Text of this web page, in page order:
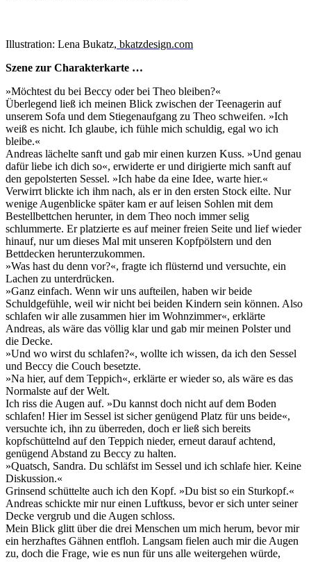
Illustration: Lena Bukatz, bkatzdesign.com
Szene zur Charakterkarte …
»Möchtest du bei Beccy oder bei Theo bleiben?«
Überlegend ließ ich meinen Blick zwischen der Teenagerin auf
unserem Sofa und dem Stiegenaufgang zu Theo schweifen. »Ich
weiß es nicht. Ich glaube, ich fühle mich schuldig, egal wo ich
bleibe.«
Andreas lächelte sanft und gab mir einen kurzen Kuss. »Und genau
dafür liebe ich dich so«, erwiderte er und dirigierte mich sanft auf
den gepolsterten Sessel. »Ich habe da eine Idee, warte hier.«
Verwirrt blickte ich ihm nach, als er in den ersten Stock eilte. Nur
wenige Augenblicke später kam er auf leisen Sohlen mit dem
Bestellbettchen herunter, in dem Theo noch immer selig
schlummerte. Er platzierte es auf meiner freien Seite und lief wieder
hinauf, nur um dieses Mal mit unseren Kopfpölstern und den
Bettdecken herunterzukommen.
»Was hast du denn vor?«, fragte ich flüsternd und versuchte, ein
Lachen zu unterdrücken.
»Ganz einfach. Wenn wir uns aufteilen, haben wir beide
Schuldgefühle, weil wir nicht bei beiden Kindern sein können. Also
schlafen wir alle zusammen hier im Wohnzimmer«, erklärte
Andreas, als wäre das völlig klar und gab mir meinen Polster und
die Decke.
»Und wo wirst du schlafen?«, wollte ich wissen, da ich den Sessel
und Beccy die Couch besetzte.
»Na hier, auf dem Teppich«, erklärte er wieder so, als wäre es das
Normalste auf der Welt.
Ich riss die Augen auf. »Du kannst doch nicht auf dem Boden
schlafen! Hier im Sessel ist sicher genügend Platz für uns beide«,
versuchte ich, ihn zu überreden, doch er ließ sich bereits
kopfschüttelnd auf den Teppich nieder, erneut darauf achtend,
genügend Abstand zu Beccy zu halten.
»Quatsch, Sandra. Du schläfst im Sessel und ich schlafe hier. Keine
Diskussion.«
Grinsend schüttelte auch ich den Kopf. »Du bist so ein Sturkopf.«
Andreas schickte mir nur einen Luftkuss, bevor er sich unter seiner
Decke vergrub und die Augen schloss.
Mein Blick glitt über die drei Menschen um mich herum, bevor mir
ein herzhaftes Gähnen entfloh. Langsam fielen auch mir die Augen
zu, doch die Frage, wie es nun für uns alle weitergehen würde,